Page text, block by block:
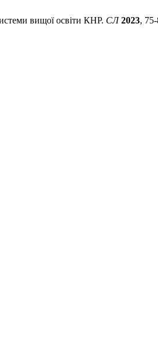
вищої освіти КНР. СЛ 2023,